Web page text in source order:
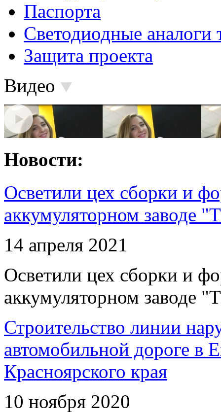
Паспорта
Светодиодные аналоги
Защита проекта
Видео
Новости:
Осветили цех сборки и
аккумуляторном заводе
14 апреля 2021
Осветили цех сборки и
аккумуляторном заводе
Строительство линии
автомобильной дороге в
Красноярского края
10 ноября 2020